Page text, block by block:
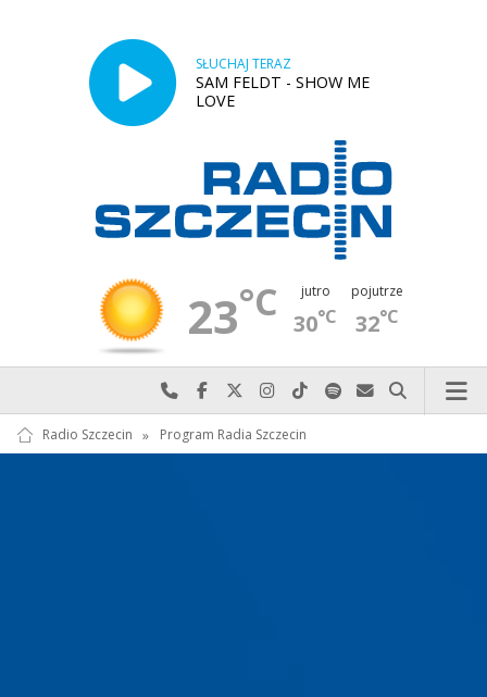
SŁUCHAJ TERAZ
SAM FELDT - SHOW ME
LOVE
23°C jutro
30°C
pojutrze
32°C
Najlepiej po prostu do nas zadzwoń
Odwiedź nas na Facebook-u
Odwiedź nas na X
Odwiedź nas na Instagram-ie
Odwiedź nas na TikTok-u
Szukaj nas na Spotify
Wyślij do nas
Szukaj
Radio Szczecin » Program Radia Szczecin